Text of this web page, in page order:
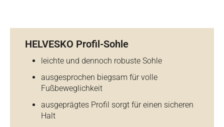
HELVESKO Profil-Sohle
leichte und dennoch robuste Sohle
ausgesprochen biegsam für volle
Fußbeweglichkeit
ausgeprägtes Profil sorgt für einen sicheren
Halt